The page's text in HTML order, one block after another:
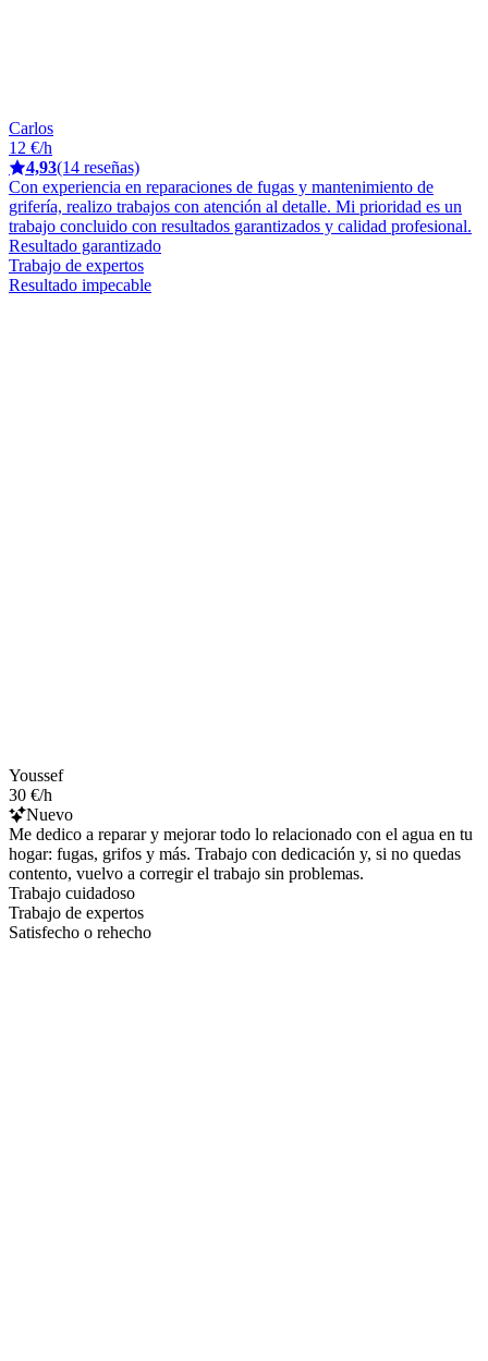
Carlos
12 €/h
4,93(14 reseñas)
Con experiencia en reparaciones de fugas y mantenimiento de
grifería, realizo trabajos con atención al detalle. Mi prioridad es un
trabajo concluido con resultados garantizados y calidad profesional.
Resultado garantizado
Trabajo de expertos
Resultado impecable
Youssef
30 €/h
Nuevo
Me dedico a reparar y mejorar todo lo relacionado con el agua en tu
hogar: fugas, grifos y más. Trabajo con dedicación y, si no quedas
contento, vuelvo a corregir el trabajo sin problemas.
Trabajo cuidadoso
Trabajo de expertos
Satisfecho o rehecho